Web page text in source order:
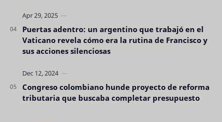
Puertas adentro: un argentino que trabajó en el
Vaticano revela cómo era la rutina de Francisco y
sus acciones silenciosas
Congreso colombiano hunde proyecto de reforma
tributaria que buscaba completar presupuesto